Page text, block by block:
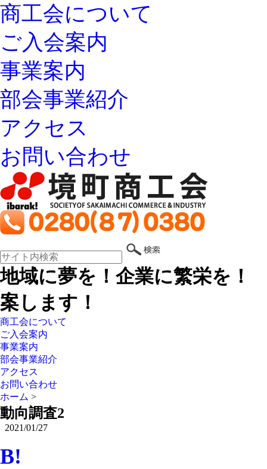
商工会について
ご入会案内
事業案内
部会事業紹介
アクセス
お問い合わせ
地域に夢を！企業に繁栄を
案します！
商工会について
ご入会案内
事業案内
部会事業紹介
アクセス
お問い合わせ
ホーム >
動向調査2
2021/01/27
B!